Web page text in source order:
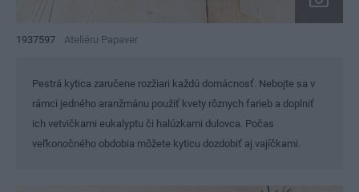
1937597 Ateliéru Papaver
Pestrá kytica zaručene rozžiari každú domácnosť. Nebojte sa v
rámci jedného aranžmánu použiť kvety rôznych farieb a doplniť
ich vetvičkami eukalyptu či halúzkami dulovca. Počas
veľkonočného obdobia môžete kyticu dozdobiť aj vajíčkami.